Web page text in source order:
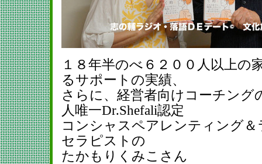
１８年半のべ６２００人以上の
るサポートの実績、
さらに、経営者向けコーチング
人唯一Dr.Shefali認定
コンシャスペアレンティング
セラピストの
たかもりくみこさん